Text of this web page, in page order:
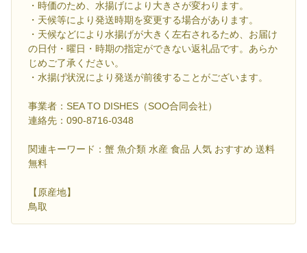
・時価のため、水揚げにより大きさが変わります。
・天候等により発送時期を変更する場合があります。
・天候などにより水揚げが大きく左右されるため、お届け
の日付・曜日・時期の指定ができない返礼品です。あらか
じめご了承ください。
・水揚げ状況により発送が前後することがございます。
事業者：SEA TO DISHES（SOO合同会社）
連絡先：090-8716-0348
関連キーワード：蟹 魚介類 水産 食品 人気 おすすめ 送料
無料
【原産地】
鳥取